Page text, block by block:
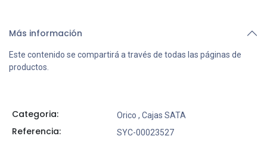
Más información
Este contenido se compartirá a través de todas las páginas de
productos.
Categoria: Orico , Cajas SATA
Referencia: SYC-00023527